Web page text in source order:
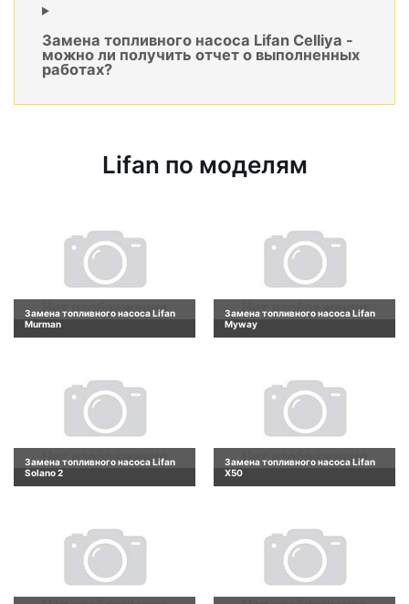
Замена топливного насоса Lifan Celliya -
можно ли получить отчет о выполненных
работах?
Lifan по моделям
Замена топливного насоса Lifan
Murman
Замена топливного насоса Lifan
Myway
Замена топливного насоса Lifan
Solano 2
Замена топливного насоса Lifan
X50